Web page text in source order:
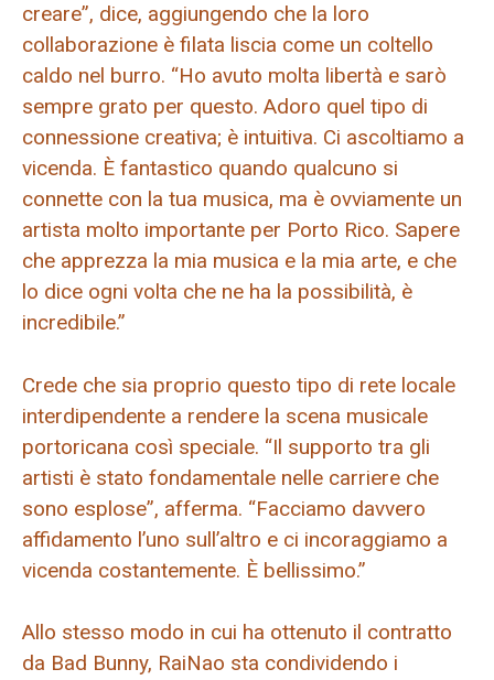
creare”, dice, aggiungendo che la loro
collaborazione è filata liscia come un coltello
caldo nel burro. “Ho avuto molta libertà e sarò
sempre grato per questo. Adoro quel tipo di
connessione creativa; è intuitiva. Ci ascoltiamo a
vicenda. È fantastico quando qualcuno si
connette con la tua musica, ma è ovviamente un
artista molto importante per Porto Rico. Sapere
che apprezza la mia musica e la mia arte, e che
lo dice ogni volta che ne ha la possibilità, è
incredibile.”
Crede che sia proprio questo tipo di rete locale
interdipendente a rendere la scena musicale
portoricana così speciale. “Il supporto tra gli
artisti è stato fondamentale nelle carriere che
sono esplose”, afferma. “Facciamo davvero
affidamento l’uno sull’altro e ci incoraggiamo a
vicenda costantemente. È bellissimo.”
Allo stesso modo in cui ha ottenuto il contratto
da Bad Bunny, RaiNao sta condividendo i